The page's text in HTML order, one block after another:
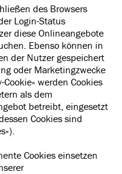
des Browsers
Login-Status
diese Onlineangebote
Ebenso können in
der Nutzer gespeichert
oder Marketingzwecke
werden Cookies
als dem
betreibt, eingesetzt
Cookies sind
Cookies einsetzen